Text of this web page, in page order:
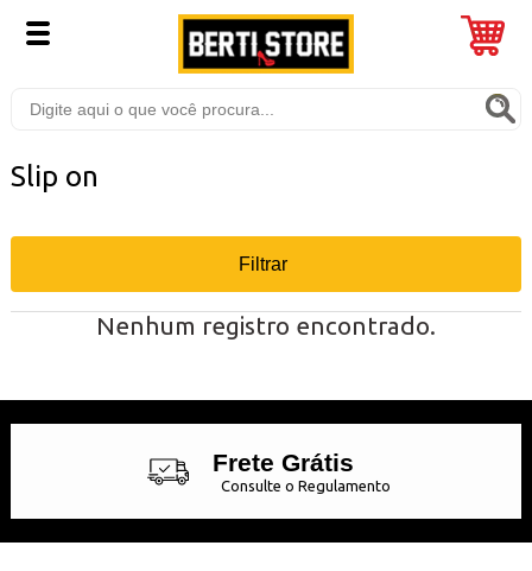
Slip on
Filtrar
Nenhum registro encontrado.
Frete Grátis
Consulte o Regulamento